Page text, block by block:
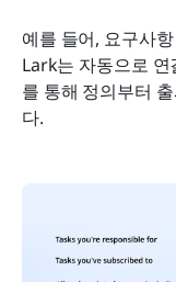
예를 들어, 요구사
Lark는 자동으로 연
를 통해 정의부터
다.